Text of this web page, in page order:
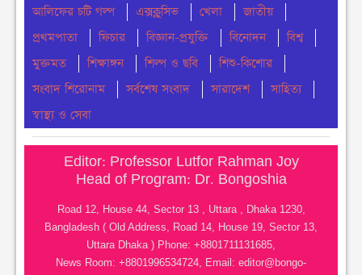
চার মাস ধরে ইউএনও নেই মধ্যনগরে, ভোগান্তিতে
সেবাপ্রত্যাশীরা
মঙ্গলবার ● ৪ আগস্ট ২০২৬
নোয়াখালীতে সাংবাদিকদের মধ্যে প্রীতি ফুটবল ম্যাচ
অনুষ্ঠীত
পালিয়ে যাওয়ার রাজনীতি থেকে আমাদের বেরিয়ে আসতে
হবে– বরকত উল্যাহ বুলু
রবিবার ● ২ আগস্ট ২০২৬
আলিফের চটি গল্প
এক্সক্লুসিভ খেলা
জাতীয়
প্রথমপাতা
ফিচার বিজ্ঞান-প্রযুক্তি বিনোদন
বিশ্ব
মুক্তমত
শিক্ষাঙ্গন শিল্প ও ছবি
শিশু-কিশোর
সংবাদ শিরোনাম
সর্বশেষ সংবাদ সারাদেশ
সাহিত্য
স্বাস্থ্য ও সেবা
Editor: Professor Lutfor Rahman Joy
Head of Program: Dr. Bongoshia
Road 12, House 44, Sector 13 , Uttara , Dhaka 1230,
Bangladesh ( Old Address, Road 14, House 19, Sector 13,
Uttara Dhaka ) Phone: +8801711131685,
News Room: +8801996534724, Email: editor@bongo-